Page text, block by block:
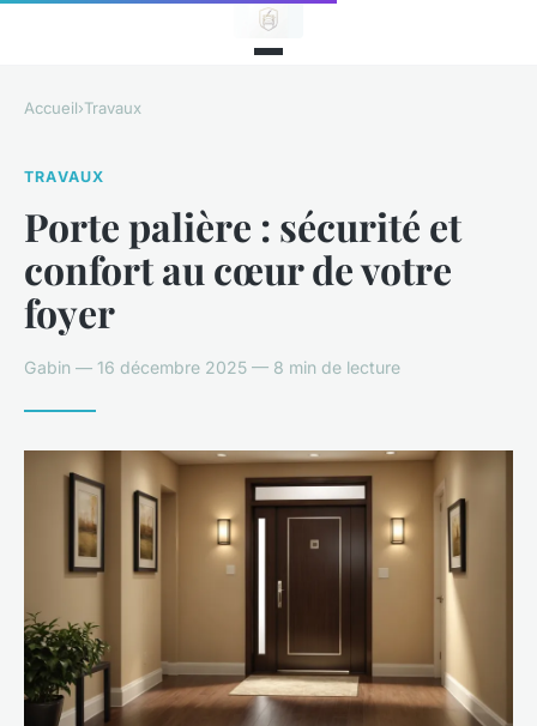
Accueil›Travaux
TRAVAUX
Porte palière : sécurité et
confort au cœur de votre
foyer
Gabin — 16 décembre 2025 — 8 min de lecture